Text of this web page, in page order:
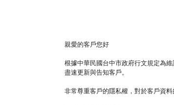
親愛的客戶您好
根據中華民國台中市政府行文規定為
盡速更新與告知客戶。
非常尊重客戶的隱私權，對於客戶資